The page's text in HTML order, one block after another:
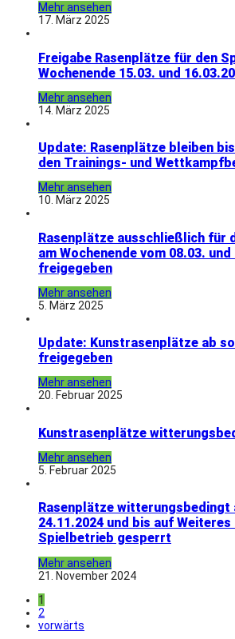
Mehr ansehen
17. März 2025
Freigabe Rasenplätze für den
Wochenende 15.03. und
Mehr ansehen
14. März 2025
Update: Rasenplätze bleiben
den Trainings- und
Mehr ansehen
10. März 2025
Rasenplätze ausschließlich für
am Wochenende vom 08.03.
freigegeben
Mehr ansehen
5. März 2025
Update: Kunstrasenplätze ab
freigegeben
Mehr ansehen
20. Februar 2025
Kunstrasenplätze
Mehr ansehen
5. Februar 2025
Rasenplätze witterungsbedingt
24.11.2024 und bis auf
Spielbetrieb gesperrt
Mehr ansehen
21. November 2024
1
2
vorwärts